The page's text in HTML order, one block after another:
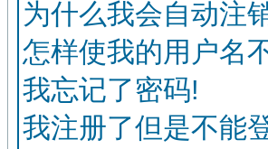
为什么我会自动注
怎样使我的用户名
我忘记了密码!
我注册了但是不能